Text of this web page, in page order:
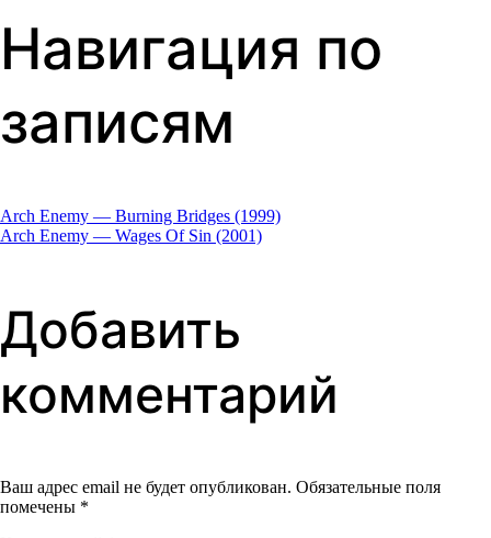
Навигация по
записям
Arch Enemy — Burning Bridges (1999)
Arch Enemy — Wages Of Sin (2001)
Добавить
комментарий
Ваш адрес email не будет опубликован. Обязательные поля
помечены *